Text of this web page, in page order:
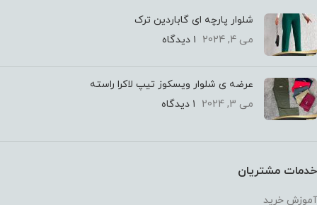
شلوار پارچه ای گاباردین ترک
می 4, 2024
۱ دیدگاه
عرضه ی شلوار ویسکوز تیپ لاکرا راسته
می 3, 2024
۱ دیدگاه
خدمات مشتریان
آموزش خرید